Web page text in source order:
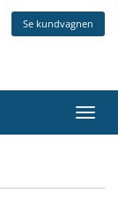
Se kundvagnen
Växla